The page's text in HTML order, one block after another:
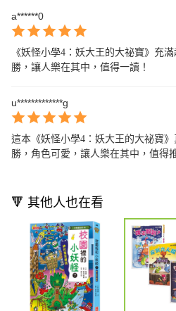
a******0
《妖怪小學4：妖大王的大祕寶》充
勝，讓人樂在其中，值得一讀！
u*************g
這本《妖怪小學4：妖大王的大祕寶
勝，角色可愛，讓人樂在其中，值得
🔻 其他人也在看